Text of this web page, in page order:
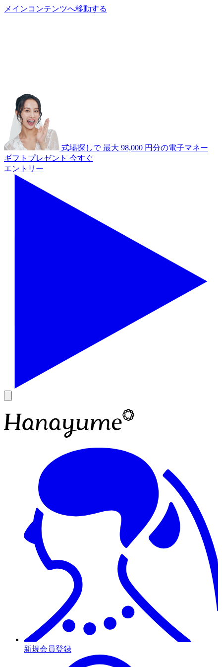
メインコンテンツへ移動する
式場探しで 最大 98,000 円分の電子マネー
ギフトプレゼント 今すぐ
エントリー
新規会員登録